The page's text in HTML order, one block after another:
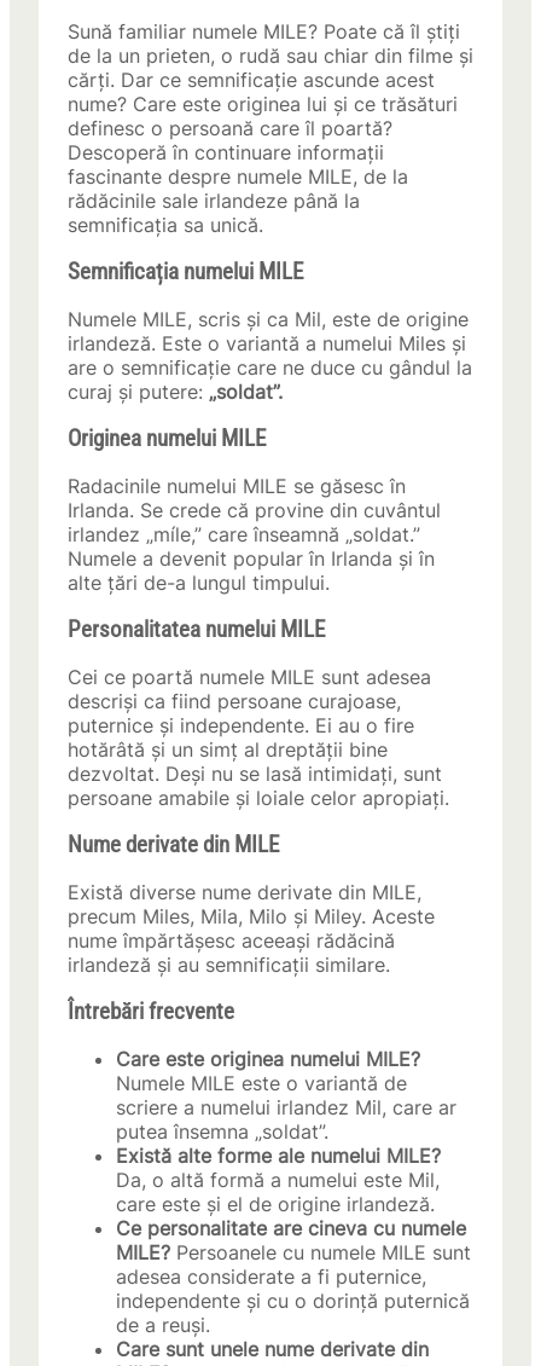
Sună familiar numele MILE? Poate că îl știți
de la un prieten, o rudă sau chiar din filme și
cărți. Dar ce semnificație ascunde acest
nume? Care este originea lui și ce trăsături
definesc o persoană care îl poartă?
Descoperă în continuare informații
fascinante despre numele MILE, de la
rădăcinile sale irlandeze până la
semnificația sa unică.
Semnificația numelui MILE
Numele MILE, scris și ca Mil, este de origine
irlandeză. Este o variantă a numelui Miles și
are o semnificație care ne duce cu gândul la
curaj și putere: „soldat”.
Originea numelui MILE
Radacinile numelui MILE se găsesc în
Irlanda. Se crede că provine din cuvântul
irlandez „míle,” care înseamnă „soldat.”
Numele a devenit popular în Irlanda și în
alte țări de-a lungul timpului.
Personalitatea numelui MILE
Cei ce poartă numele MILE sunt adesea
descriși ca fiind persoane curajoase,
puternice și independente. Ei au o fire
hotărâtă și un simț al dreptății bine
dezvoltat. Deși nu se lasă intimidați, sunt
persoane amabile și loiale celor apropiați.
Nume derivate din MILE
Există diverse nume derivate din MILE,
precum Miles, Mila, Milo și Miley. Aceste
nume împărtășesc aceeași rădăcină
irlandeză și au semnificații similare.
Întrebări frecvente
Care este originea numelui MILE?
Numele MILE este o variantă de
scriere a numelui irlandez Mil, care ar
putea însemna „soldat”.
Există alte forme ale numelui MILE?
Da, o altă formă a numelui este Mil,
care este și el de origine irlandeză.
Ce personalitate are cineva cu numele
MILE? Persoanele cu numele MILE sunt
adesea considerate a fi puternice,
independente și cu o dorință puternică
de a reuși.
Care sunt unele nume derivate din